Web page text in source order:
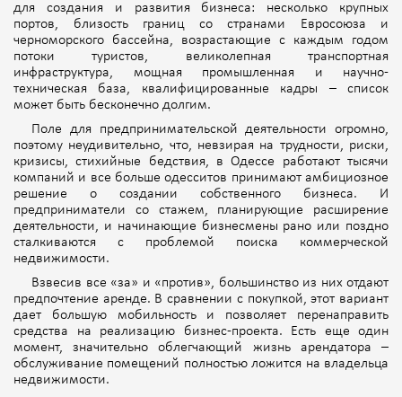
для создания и развития бизнеса: несколько крупных
портов, близость границ со странами Евросоюза и
черноморского бассейна, возрастающие с каждым годом
потоки туристов, великолепная транспортная
инфраструктура, мощная промышленная и научно-
техническая база, квалифицированные кадры – список
может быть бесконечно долгим.
Поле для предпринимательской деятельности огромно,
поэтому неудивительно, что, невзирая на трудности, риски,
кризисы, стихийные бедствия, в Одессе работают тысячи
компаний и все больше одесситов принимают амбициозное
решение о создании собственного бизнеса. И
предприниматели со стажем, планирующие расширение
деятельности, и начинающие бизнесмены рано или поздно
сталкиваются с проблемой поиска коммерческой
недвижимости.
Взвесив все «за» и «против», большинство из них отдают
предпочтение аренде. В сравнении с покупкой, этот вариант
дает большую мобильность и позволяет перенаправить
средства на реализацию бизнес-проекта. Есть еще один
момент, значительно облегчающий жизнь арендатора –
обслуживание помещений полностью ложится на владельца
недвижимости.